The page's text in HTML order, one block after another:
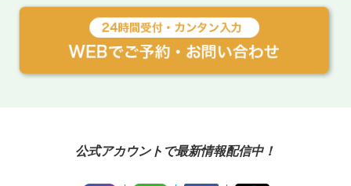
公式アカウントで最新情報配信中！